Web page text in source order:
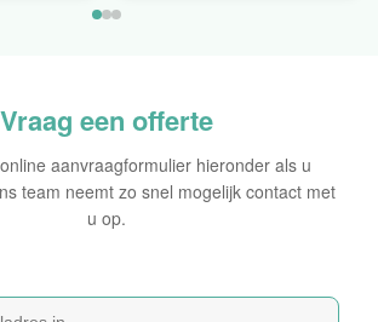
Vraag een offerte
aanvraagformulier hieronder als u
team neemt zo snel mogelijk contact met
u op.